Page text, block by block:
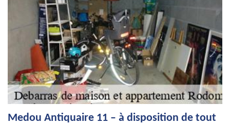
Medou Antiquaire 11 – à disposition de tout